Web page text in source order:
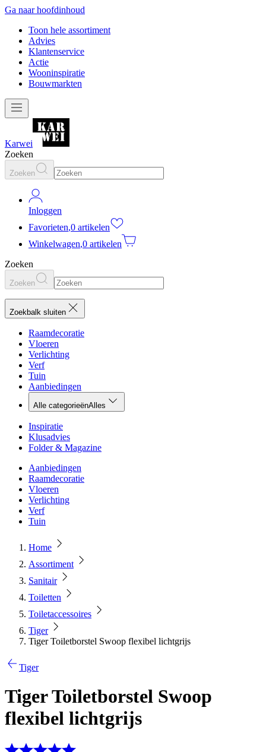
Ga naar hoofdinhoud
Toon hele assortiment
Advies
Klantenservice
Actie
Wooninspiratie
Bouwmarkten
Karwei
Zoeken
Zoeken
Inloggen
Favorieten,0 artikelen
Winkelwagen,0 artikelen
Zoeken
Zoeken
Zoekbalk sluiten
Raamdecoratie
Vloeren
Verlichting
Verf
Tuin
Aanbiedingen
Alle categorieënAlles
Inspiratie
Klusadvies
Folder & Magazine
Aanbiedingen
Raamdecoratie
Vloeren
Verlichting
Verf
Tuin
Home
Assortiment
Sanitair
Toiletten
Toiletaccessoires
Tiger
Tiger Toiletborstel Swoop flexibel lichtgrijs
Tiger
Tiger Toiletborstel Swoop
flexibel lichtgrijs